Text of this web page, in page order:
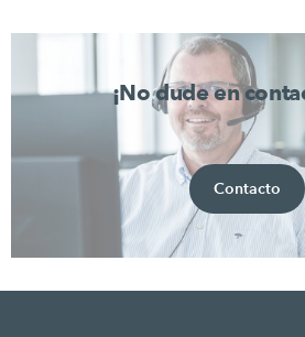
¡No dude en
Contacto